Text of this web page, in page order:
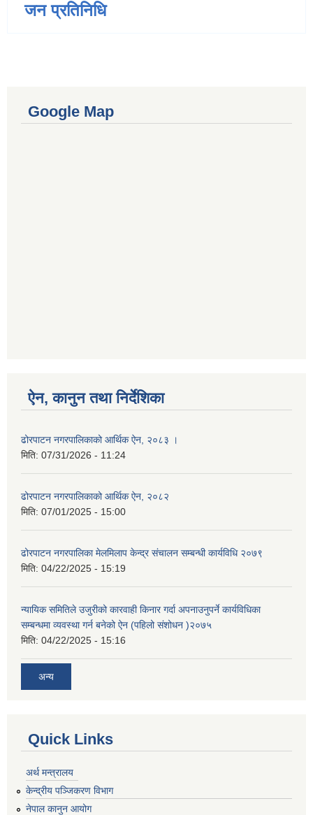
जन प्रतिनिधि
Google Map
ऐन, कानुन तथा निर्देशिका
ढोरपाटन नगरपालिकाको आर्थिक ऐन, २०८३ ।
मिति: 07/31/2026 - 11:24
ढोरपाटन नगरपालिकाको आर्थिक ऐन, २०८२
मिति: 07/01/2025 - 15:00
ढोरपाटन नगरपालिका मेलमिलाप केन्द्र संचालन सम्बन्धी कार्यविधि २०७९
मिति: 04/22/2025 - 15:19
न्यायिक समितिले उजुरीको कारवाही किनार गर्दा अपनाउनुपर्ने कार्यविधिका
सम्बन्धमा व्यवस्था गर्न बनेको ऐन (पहिलो संशोधन )२०७५
मिति: 04/22/2025 - 15:16
अन्य
Quick Links
अर्थ मन्त्रालय
केन्द्रीय पञ्जिकरण विभाग
नेपाल कानुन आयोग